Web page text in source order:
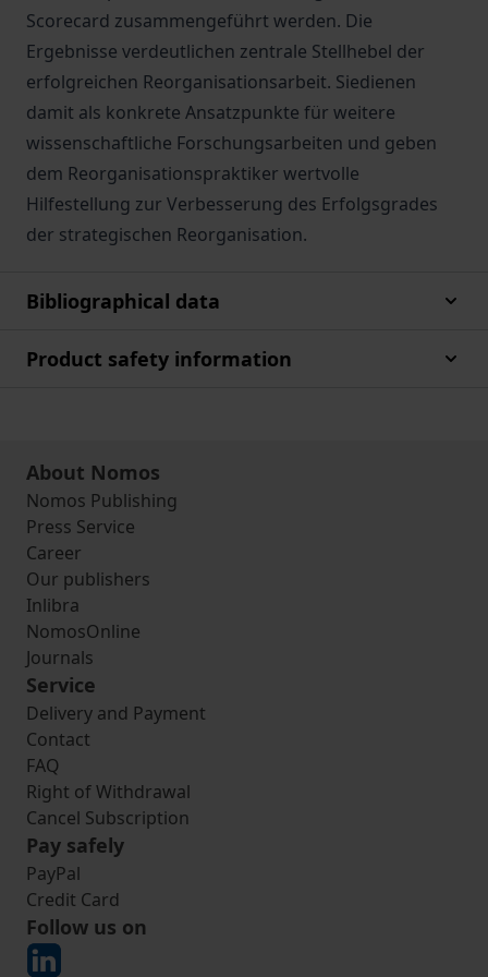
Scorecard zusammengeführt werden. Die
Ergebnisse verdeutlichen zentrale Stellhebel der
erfolgreichen Reorganisationsarbeit. Siedienen
damit als konkrete Ansatzpunkte für weitere
wissenschaftliche Forschungsarbeiten und geben
dem Reorganisationspraktiker wertvolle
Hilfestellung zur Verbesserung des Erfolgsgrades
der strategischen Reorganisation.
Bibliographical data
Product safety information
About Nomos
Nomos Publishing
Press Service
Career
Our publishers
Inlibra
NomosOnline
Journals
Service
Delivery and Payment
Contact
FAQ
Right of Withdrawal
Cancel Subscription
Pay safely
PayPal
Credit Card
Follow us on